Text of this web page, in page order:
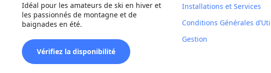
Idéal pour les amateurs de ski en hiver et
les passionnés de montagne et de
baignades en été.
Vérifiez la disponibilité
Installations et Services
Conditions Générales
Gestion